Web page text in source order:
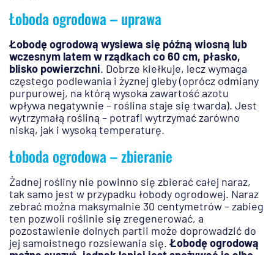
Łoboda ogrodowa – uprawa
Łobodę ogrodową wysiewa się późną wiosną lub
wczesnym latem w rządkach co 60 cm, płasko,
blisko powierzchni. Dobrze kiełkuje, lecz wymaga
częstego podlewania i żyznej gleby (oprócz odmiany
purpurowej, na którą wysoka zawartość azotu
wpływa negatywnie – roślina staje się twarda). Jest
wytrzymałą rośliną – potrafi wytrzymać zarówno
niską, jak i wysoką temperaturę.
Łoboda ogrodowa – zbieranie
Żadnej rośliny nie powinno się zbierać całej naraz,
tak samo jest w przypadku łobody ogrodowej. Naraz
zebrać można maksymalnie 30 centymetrów – zabieg
ten pozwoli roślinie się zregenerować, a
pozostawienie dolnych partii może doprowadzić do
jej samoistnego rozsiewania się.Łobodę ogrodową